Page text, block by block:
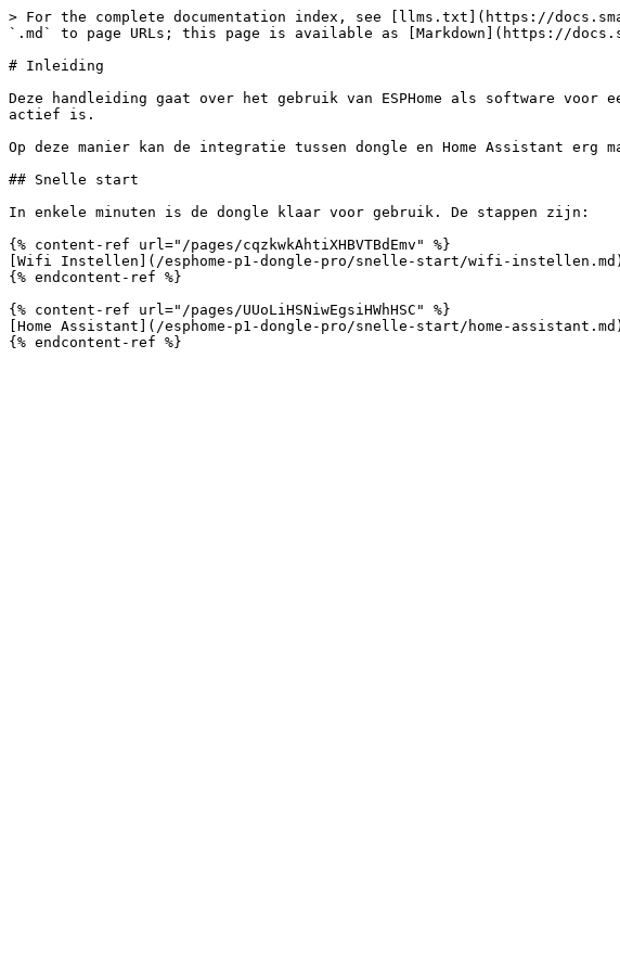
> For the complete documentation index, see [llms.txt](https://
`.md` to page URLs; this page is available as [Markdown](https://
# Inleiding
Deze handleiding gaat over het gebruik van ESPHome als software voor
actief is.
Op deze manier kan de integratie tussen dongle en Home Assistant erg
## Snelle start
In enkele minuten is de dongle klaar voor gebruik. De stappen zijn:
{% content-ref url="/pages/cqzkwkAhtiXHBVTBdEmv" %}
[Wifi Instellen](/esphome-p1-dongle-pro/snelle-start/wifi-instellen.md)
{% endcontent-ref %}
{% content-ref url="/pages/UUoLiHSNiwEgsiHWhHSC" %}
[Home Assistant](/esphome-p1-dongle-pro/snelle-start/home-assistant.md)